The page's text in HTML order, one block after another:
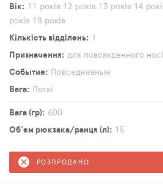
Вік
11 років 12 років 13 років 14
років 18 років
Кількість відділень
1
Призначення
для повсякденного
Событие
Повседневные
Вага
Легкі
Вага (гр)
600
Об'єм рюкзака/ранця (л)
15
РОЗПРОДАНО